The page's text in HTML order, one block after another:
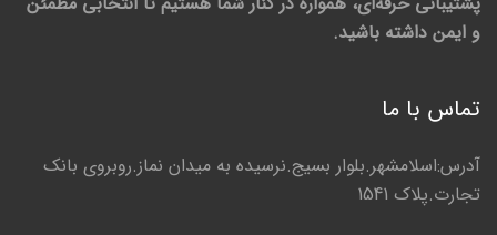
و ایمن داشته باشید.
تماس با ما
آدرس:اسلامشهر.بلوار بسیج.نرسیده به میدان نماز.روبروی بانک
تجارت.پلاک 1541